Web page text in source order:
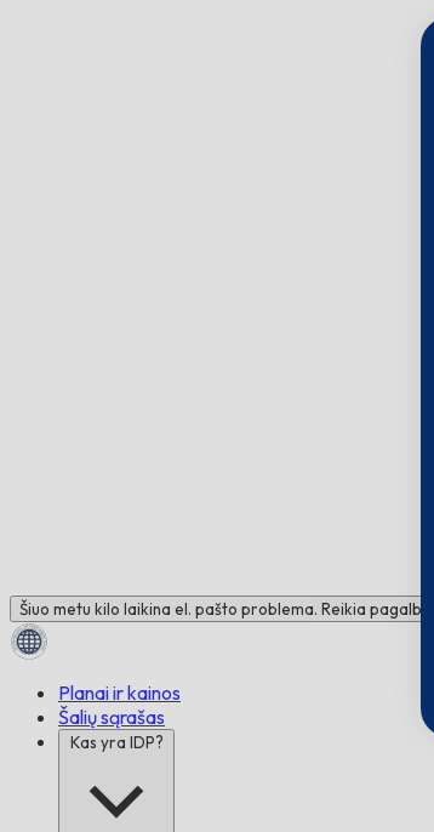
Šiuo metu kilo laikina el. pašto problema. Reikia
Planai ir kainos
Šalių sąrašas
Kas yra IDP?